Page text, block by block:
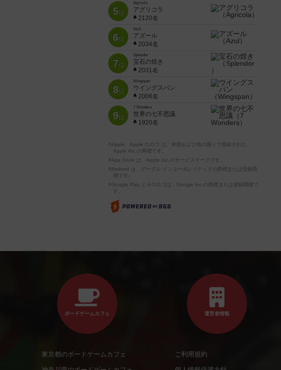
5位
Agricola
アグリコラ
2120名
6位
Azul
アズール
2034名
7位
Splendor
宝石の煌き
2031名
8位
Wingspan
ウイングスパン
2006名
9位
7 Wonders
世界の七不思議
1920名
※Apple、Apple のロゴ は、米国および他の国々で登録された
Apple Inc.の商標です。
※App Store は、Apple Inc.のサービスマークです。
※Android は、グーグル インコーポレイテッドの商標または登録商
標です。
※Google Play とそのロゴは、Google Inc.の商標または登録商標で
す。
ボードゲームカフェ
東京都のボードゲームカフェ
運営者情報
ご利用規約